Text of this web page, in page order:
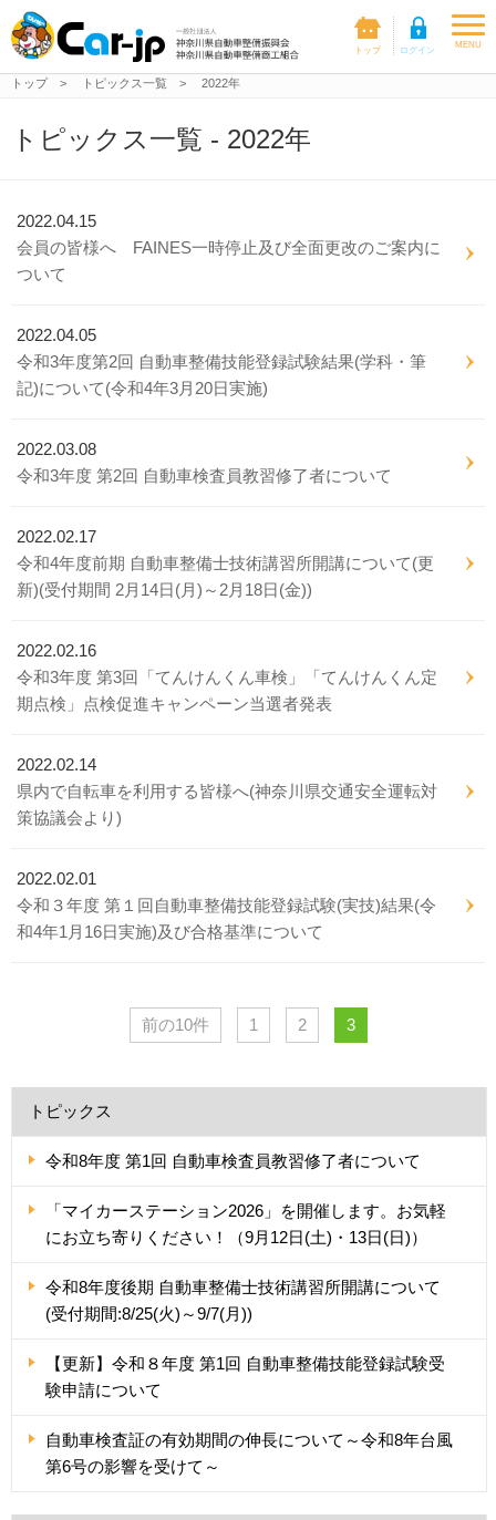
トップ> トピックス一覧 > 2022年
トピックス一覧 - 2022年
2022.04.15
会員の皆様へ FAINES一時停止及び全面更改のご案内に
ついて
2022.04.05
令和3年度第2回 自動車整備技能登録試験結果(学科・筆
記)について(令和4年3月20日実施)
2022.03.08
令和3年度 第2回 自動車検査員教習修了者について
2022.02.17
令和4年度前期 自動車整備士技術講習所開講について(更
新)(受付期間 2月14日(月)～2月18日(金))
2022.02.16
令和3年度 第3回「てんけんくん車検」「てんけんくん定
期点検」点検促進キャンペーン当選者発表
2022.02.14
県内で自転車を利用する皆様へ(神奈川県交通安全運転対
策協議会より)
2022.02.01
令和３年度 第１回自動車整備技能登録試験(実技)結果(令
和4年1月16日実施)及び合格基準について
前の10件 1 2 3
トピックス
令和8年度 第1回 自動車検査員教習修了者について
「マイカーステーション2026」を開催します。お気軽
にお立ち寄りください！（9月12日(土)・13日(日)）
令和8年度後期 自動車整備士技術講習所開講について
(受付期間:8/25(火)～9/7(月))
【更新】令和８年度 第1回 自動車整備技能登録試験受
験申請について
自動車検査証の有効期間の伸長について～令和8年台風
第6号の影響を受けて～
MENU